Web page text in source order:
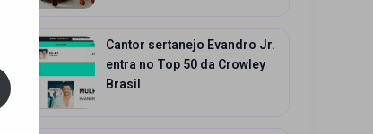
Cantor sertanejo Evandro Jr.
entra no Top 50 da Crowley
Brasil